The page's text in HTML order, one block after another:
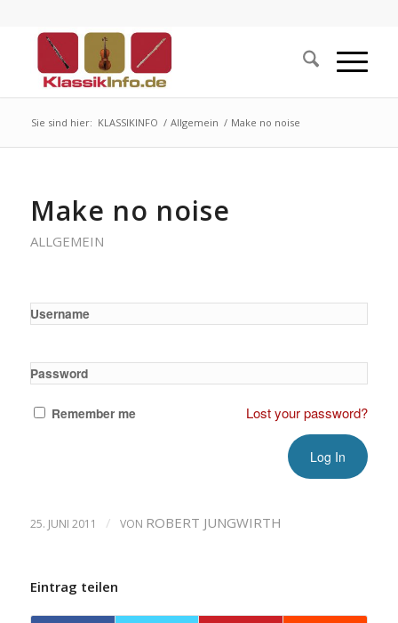
Sie sind hier: KLASSIKINFO / Allgemein / Make no noise
Make no noise
ALLGEMEIN
Username
Password
Remember me Lost your password?
25. JUNI 2011 / VON ROBERT JUNGWIRTH
Eintrag teilen